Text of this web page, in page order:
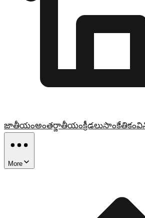
జాతీయంఅంతర్జాతీయంక్రీడలుసాంకేతికం
More